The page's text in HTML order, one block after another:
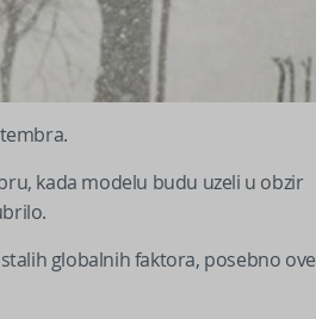
kada modelu budu uzeli u obzir
globalnih faktora, posebno ove